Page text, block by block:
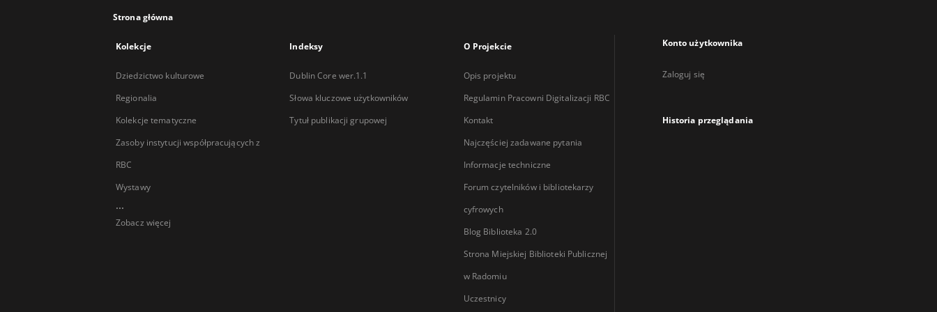
Strona główna
Kolekcje
Dziedzictwo kulturowe
Regionalia
Kolekcje tematyczne
Zasoby instytucji współpracujących z
RBC
Wystawy
...
Zobacz więcej
Indeksy
Dublin Core wer.1.1
Słowa kluczowe użytkowników
Tytuł publikacji grupowej
O Projekcie
Opis projektu
Regulamin Pracowni Digitalizacji RBC
Kontakt
Najczęściej zadawane pytania
Informacje techniczne
Forum czytelników i bibliotekarzy
cyfrowych
Blog Biblioteka 2.0
Strona Miejskiej Biblioteki Publicznej
w Radomiu
Uczestnicy
Konto użytkownika
Zaloguj się
Historia przeglądania